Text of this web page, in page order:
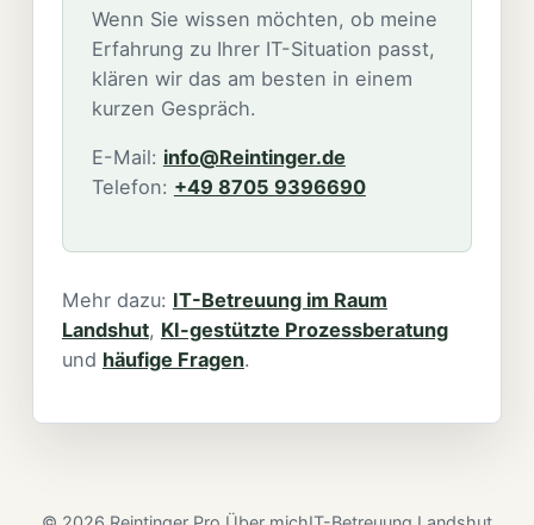
Wenn Sie wissen möchten, ob meine
Erfahrung zu Ihrer IT-Situation passt,
klären wir das am besten in einem
kurzen Gespräch.
E-Mail: info@Reintinger.de
Telefon: +49 8705 9396690
Mehr dazu: IT-Betreuung im Raum
Landshut, KI-gestützte Prozessberatung
und häufige Fragen.